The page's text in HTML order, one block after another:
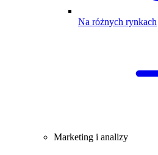
Na różnych rynkach
Marketing i analizy